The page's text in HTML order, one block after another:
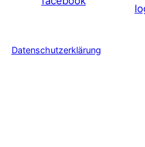
Datenschutzerklärung